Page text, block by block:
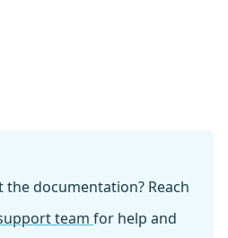
documentation? Reach
team for help and